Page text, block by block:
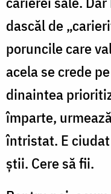
dascăl de
poruncile care
acela se crede
dinaintea
împarte,
întristat. E
știi. Cere să fii.